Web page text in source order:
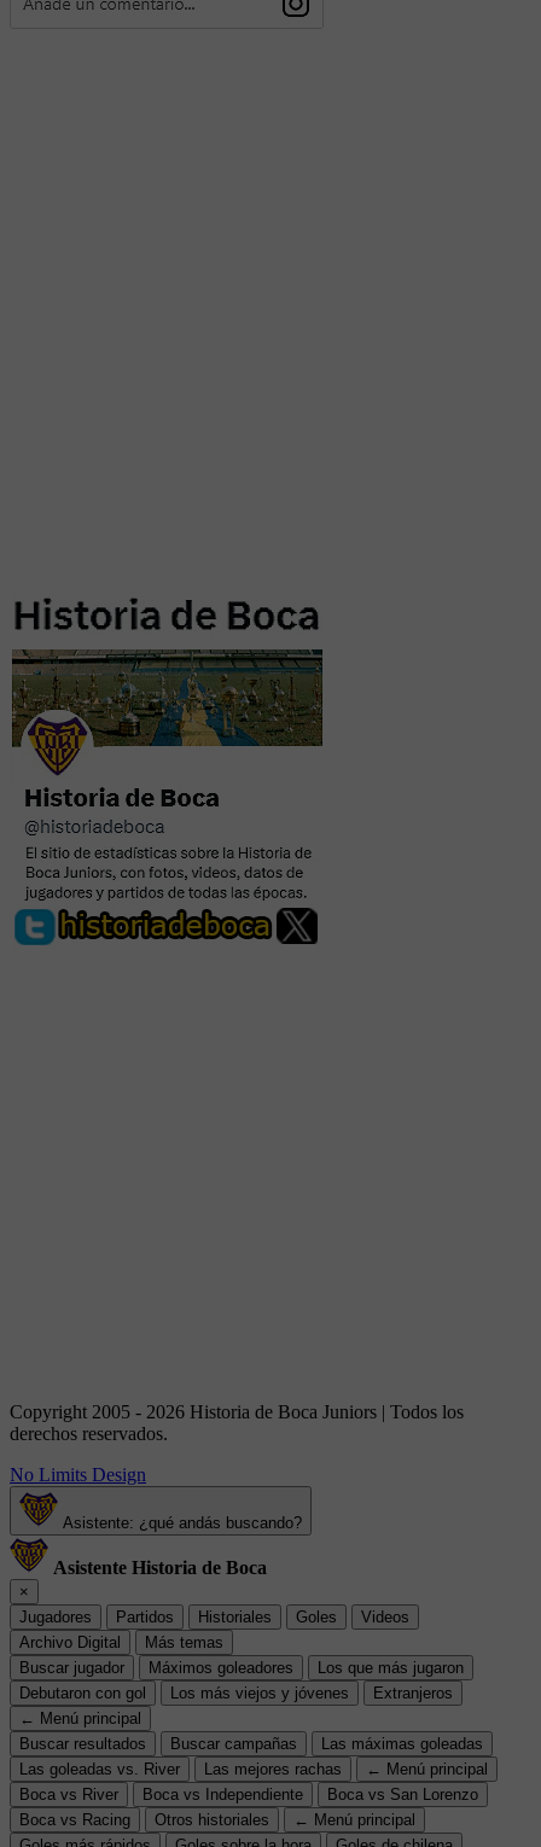
Copyright 2005 - 2026 Historia de Boca Juniors | Todos los
derechos reservados.
No Limits Design
Asistente: ¿qué andás buscando?
Asistente Historia de Boca
×
Jugadores
Partidos Historiales Goles
Videos
Archivo Digital
Más temas
Buscar jugador
Máximos goleadores
Los que más jugaron
Debutaron con gol
Los más viejos y jóvenes
Extranjeros
← Menú principal
Buscar resultados
Buscar campañas
Las máximas goleadas
Las goleadas vs. River
Las mejores rachas
← Menú principal
Boca vs River
Boca vs Independiente
Boca vs San Lorenzo
Boca vs Racing
Otros historiales
← Menú principal